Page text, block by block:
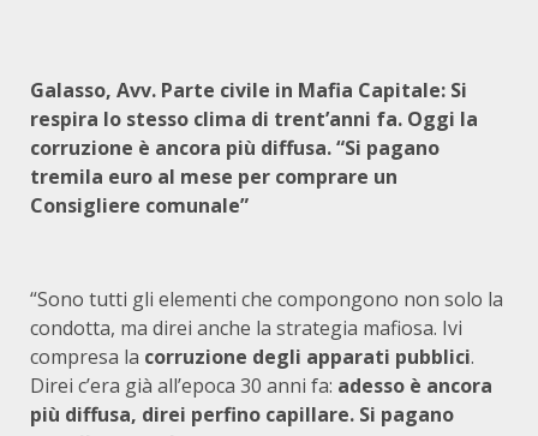
Galasso, Avv. Parte civile in Mafia Capitale: Si
respira lo stesso clima di trent’anni fa. Oggi la
corruzione è ancora più diffusa. “Si pagano
tremila euro al mese per comprare un
Consigliere comunale”
“Sono tutti gli elementi che compongono non solo la
condotta, ma direi anche la strategia mafiosa. Ivi
compresa la corruzione degli apparati pubblici.
Direi c’era già all’epoca 30 anni fa: adesso è ancora
più diffusa, direi perfino capillare. Si pagano